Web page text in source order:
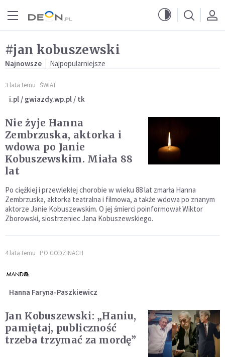
#jan kobuszewski
Najnowsze Najpopularniejsze
3 lata temu ŚWIAT
i.pl / gwiazdy.wp.pl / tk
Nie żyje Hanna
Zembrzuska, aktorka i
wdowa po Janie
Kobuszewskim. Miała 88
lat
Po ciężkiej i przewlekłej chorobie w wieku 88 lat zmarła Hanna
Zembrzuska, aktorka teatralna i filmowa, a także wdowa po znanym
aktorze Janie Kobuszewskim. O jej śmierci poinformował Wiktor
Zborowski, siostrzeniec Jana Kobuszewskiego.
4 lata temu PO GODZINACH
Hanna Faryna-Paszkiewicz
Jan Kobuszewski: „Haniu,
pamiętaj, publiczność
trzeba trzymać za mordę”